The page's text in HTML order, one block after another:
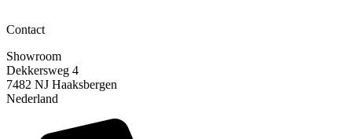
Contact
Showroom
Dekkersweg 4
7482 NJ Haaksbergen
Nederland